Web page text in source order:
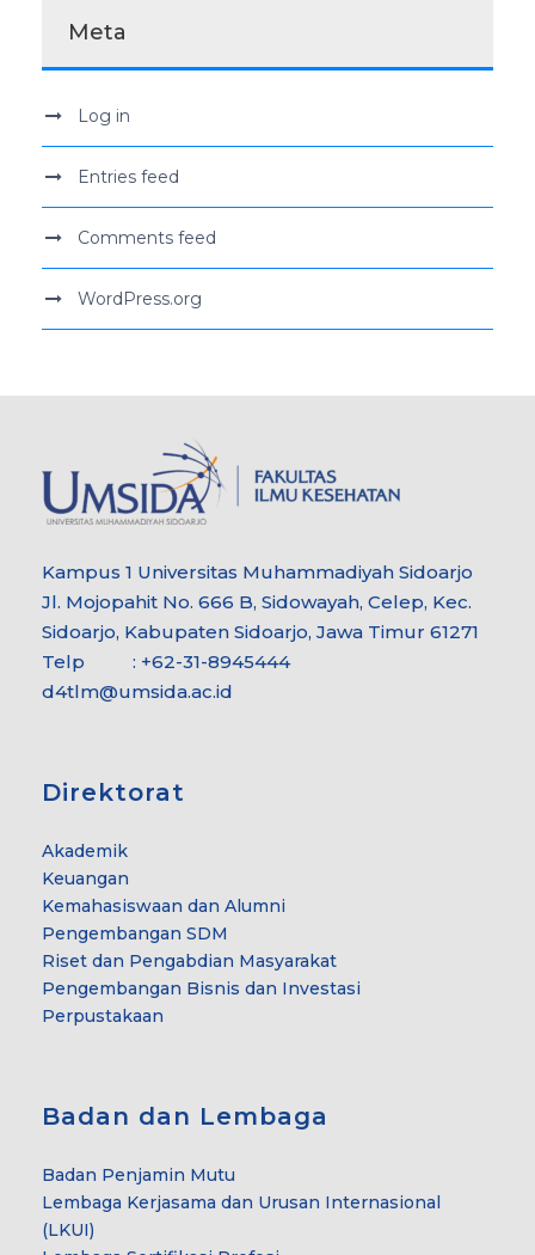
Meta
Log in
Entries feed
Comments feed
WordPress.org
Kampus 1 Universitas Muhammadiyah Sidoarjo
Jl. Mojopahit No. 666 B, Sidowayah, Celep, Kec.
Sidoarjo, Kabupaten Sidoarjo, Jawa Timur 61271
Telp : +62-31-8945444
d4tlm@umsida.ac.id
Direktorat
Akademik
Keuangan
Kemahasiswaan dan Alumni
Pengembangan SDM
Riset dan Pengabdian Masyarakat
Pengembangan Bisnis dan Investasi
Perpustakaan
Badan dan Lembaga
Badan Penjamin Mutu
Lembaga Kerjasama dan Urusan Internasional
(LKUI)